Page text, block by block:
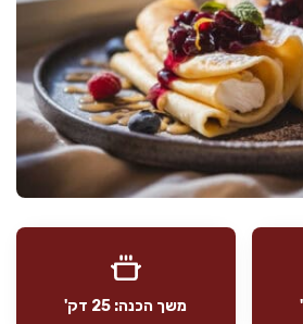
משך הכנה: 25 דק'